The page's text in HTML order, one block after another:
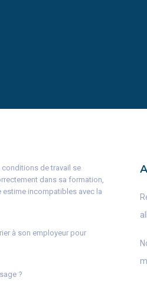
conditions de travail se
dans sa formation,
estime incompatibles avec la
à son employeur pour
?